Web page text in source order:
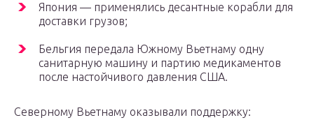
Япония — применялись десантные корабли для
доставки грузов;
Бельгия передала Южному Вьетнаму одну
санитарную машину и партию медикаментов
после настойчивого давления США.
Северному Вьетнаму оказывали поддержку: